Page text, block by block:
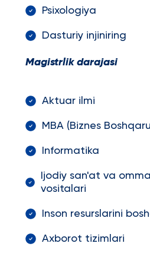
Psixologiya
Dasturiy injiniring
Magistrlik darajasi
Aktuar ilmi
MBA (Biznes
Informatika
Ijodiy san'at va
vositalari
Inson resurslarini
Axborot tizimlari